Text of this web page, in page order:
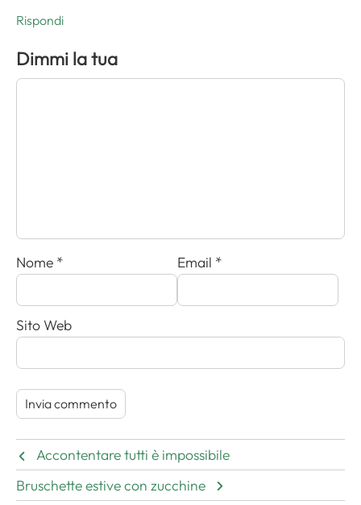
Rispondi
Dimmi la tua
Nome * Email *
Sito Web
Accontentare tutti è impossibile
Bruschette estive con zucchine